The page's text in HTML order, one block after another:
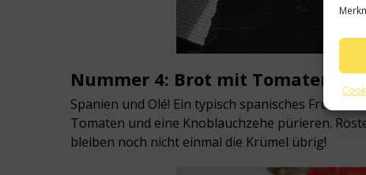
Nummer 4: Brot mit Tomaten,
Spanien und Olé! Ein typisch spanisches
Tomaten und eine Knoblauchzehe pürieren.
bleiben noch nicht einmal die Krümel übrig!